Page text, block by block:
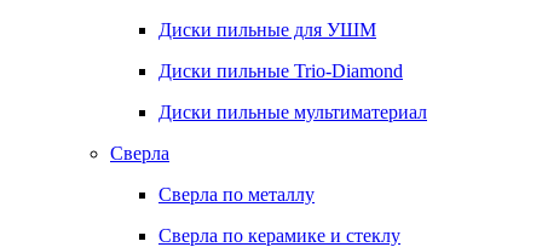
Диски пильные для УШМ
Диски пильные Trio-Diamond
Диски пильные мультиматериал
Сверла
Сверла по металлу
Сверла по керамике и стеклу